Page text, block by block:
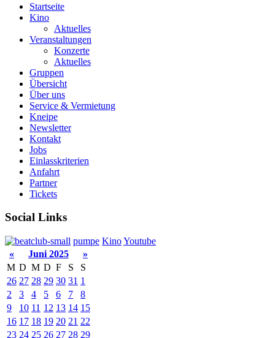
Startseite
Kino
Aktuelles
Veranstaltungen
Konzerte
Aktuelles
Gruppen
Übersicht
Über uns
Service & Vermietung
Kneipe
Newsletter
Kontakt
Jobs
Einlasskriterien
Anfahrt
Partner
Tickets
Social Links
pumpe KinoYoutube
«
Juni 2025
»
M D M D F S
S
26 27 28 29 30 31 1
2
3 4 5 6 7
8
9
10 11 12 13 14 15
16 17 18 19 20 21 22
23 24 25 26 27 28 29